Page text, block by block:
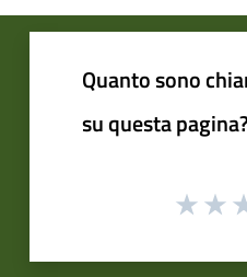
Quanto sono
su questa